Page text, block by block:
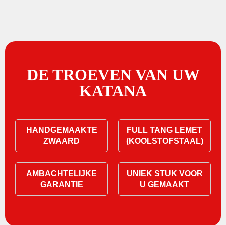
DE TROEVEN VAN UW
KATANA
HANDGEMAAKTE
ZWAARD
FULL TANG LEMET
(KOOLSTOFSTAAL)
AMBACHTELIJKE
GARANTIE
UNIEK STUK VOOR
U GEMAAKT